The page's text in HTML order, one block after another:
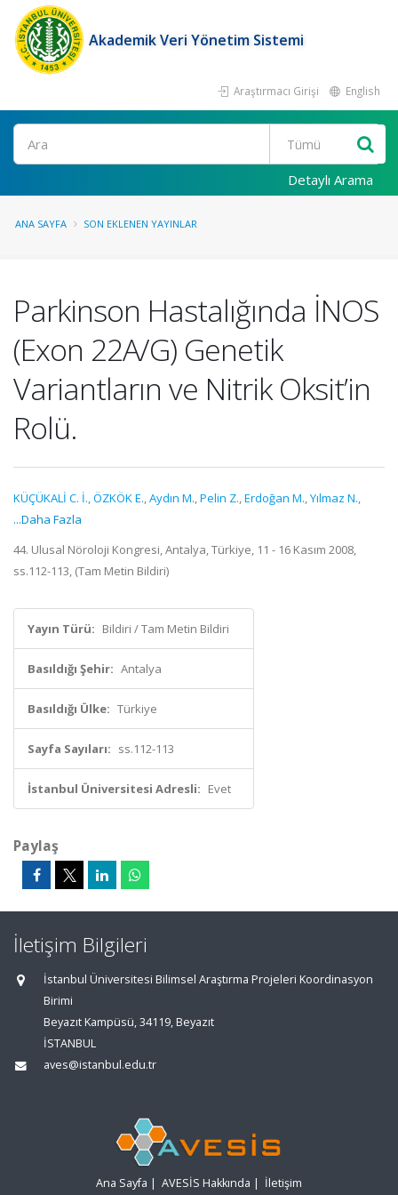
Akademik Veri Yönetim Sistemi
Araştırmacı Girişi English
Ara
Detaylı Arama
ANA SAYFA SON EKLENEN YAYINLAR
Parkinson Hastalığında İNOS
(Exon 22A/G) Genetik
Variantların ve Nitrik Oksit’in
Rolü.
KÜÇÜKALİ C. İ.,ÖZKÖK E.,Aydın M.,Pelin Z.,Erdoğan M.,Yılmaz N.,
...Daha Fazla
44. Ulusal Nöroloji Kongresi, Antalya, Türkiye, 11 - 16 Kasım 2008,
ss.112-113, (Tam Metin Bildiri)
Yayın Türü: Bildiri / Tam Metin Bildiri
Basıldığı Şehir: Antalya
Basıldığı Ülke: Türkiye
Sayfa Sayıları: ss.112-113
İstanbul Üniversitesi Adresli: Evet
Paylaş
İletişim Bilgileri
İstanbul Üniversitesi Bilimsel Araştırma Projeleri Koordinasyon
Birimi
Beyazıt Kampüsü, 34119, Beyazıt
İSTANBUL
aves@istanbul.edu.tr
Ana Sayfa | AVESİS Hakkında | İletişim